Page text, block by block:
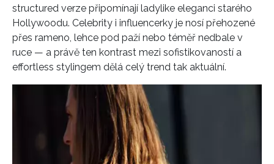
INFORMACE
REDAKCE
structured verze připomínají ladylike eleganci starého
Hollywoodu. Celebrity i influencerky je nosí přehozené
přes rameno, lehce pod paží nebo téměř nedbale v
ruce — a právě ten kontrast mezi sofistikovaností a
effortless stylingem dělá celý trend tak aktuální.